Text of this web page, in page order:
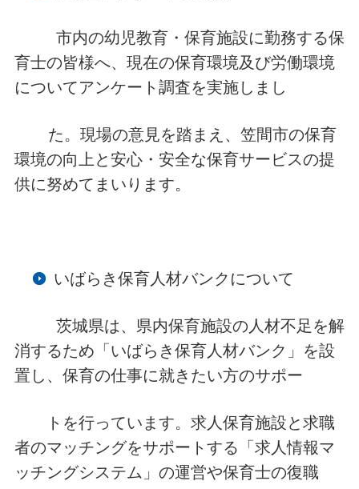
市内の幼児教育・保育施設に勤務する保
育士の皆様へ、現在の保育環境及び労働環境
についてアンケート調査を実施しまし
た。現場の意見を踏まえ、笠間市の保育
環境の向上と安心・安全な保育サービスの提
供に努めてまいります。
いばらき保育人材バンクについて
茨城県は、県内保育施設の人材不足を解
消するため「いばらき保育人材バンク」を設
置し、保育の仕事に就きたい方のサポー
トを行っています。求人保育施設と求職
者のマッチングをサポートする「求人情報マ
ッチングシステム」の運営や保育士の復職